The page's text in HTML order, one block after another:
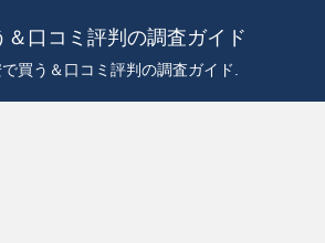
＆口コミ評判の調査ガイド
買う＆口コミ評判の調査ガイド.